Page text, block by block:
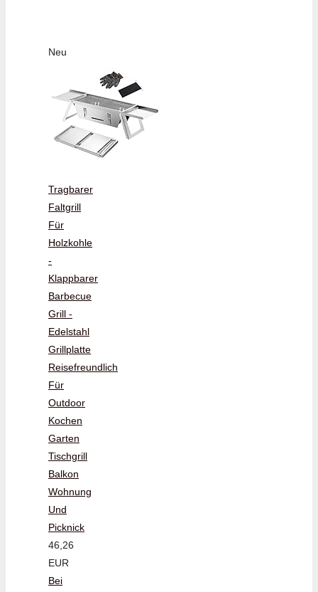
Neu
Tragbarer
Faltgrill
Für
Holzkohle
-
Klappbarer
Barbecue
Grill -
Edelstahl
Grillplatte
Reisefreundlich
Für
Outdoor
Kochen
Garten
Tischgrill
Balkon
Wohnung
Und
Picknick
46,26
EUR
Bei